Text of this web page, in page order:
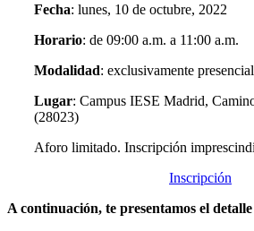
Fecha: lunes, 10 de octubre, 2022
Horario: de 09:00 a.m. a 11:00 a.m.
Modalidad: exclusivamente presencial
Lugar: Campus IESE Madrid,
(28023)
Aforo limitado. Inscripción
Inscripción
A continuación, te presentamos el